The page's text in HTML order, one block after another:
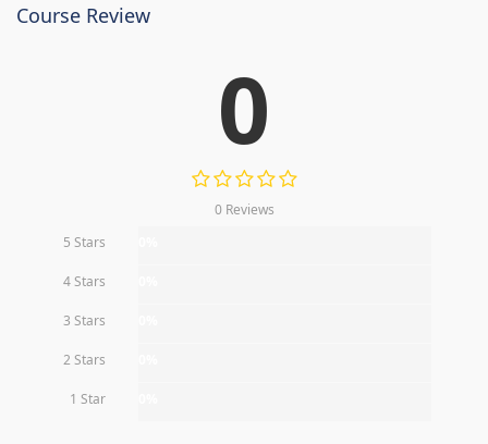
Course Review
0
0 Reviews
5 Stars
4 Stars
3 Stars
2 Stars
1 Star